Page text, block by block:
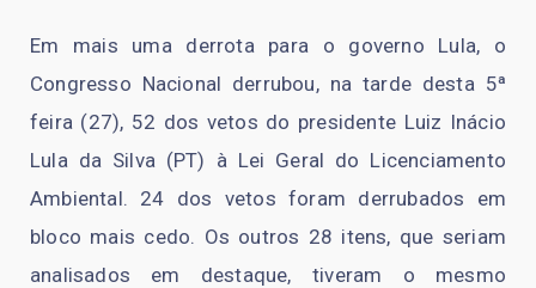
Em mais uma derrota para o governo Lula, o
Congresso Nacional derrubou, na tarde desta 5ª
feira (27), 52 dos vetos do presidente Luiz Inácio
Lula da Silva (PT) à Lei Geral do Licenciamento
Ambiental. 24 dos vetos foram derrubados em
bloco mais cedo. Os outros 28 itens, que seriam
analisados em destaque, tiveram o mesmo